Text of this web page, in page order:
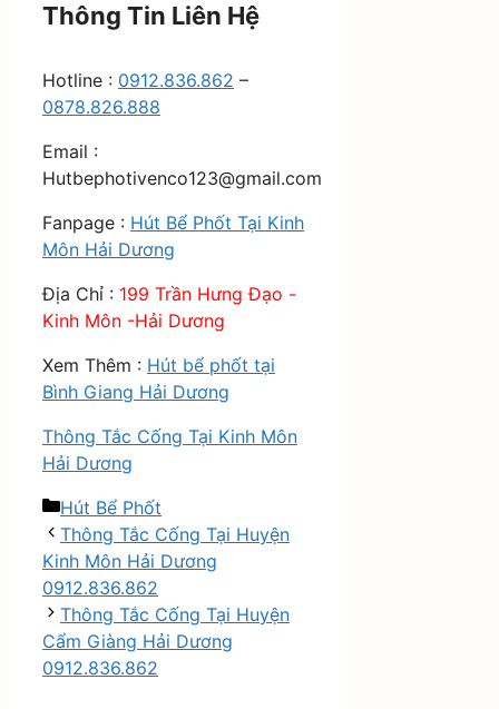
Thông Tin Liên Hệ
Hotline : 0912.836.862 –
0878.826.888
Email :
Hutbephotivenco123@gmail.com
Fanpage : Hút Bể Phốt Tại Kinh
Môn Hải Dương
Địa Chỉ : 199 Trần Hưng Đạo -
Kinh Môn -Hải Dương
Xem Thêm : Hút bể phốt tại
Bình Giang Hải Dương
Thông Tắc Cống Tại Kinh Môn
Hải Dương
Danh
mục
Hút Bể Phốt
Thông Tắc Cống Tại Huyện
Kinh Môn Hải Dương
0912.836.862
Thông Tắc Cống Tại Huyện
Cẩm Giàng Hải Dương
0912.836.862